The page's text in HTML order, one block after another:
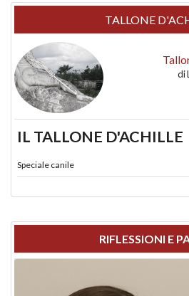
TALLONE
di
IL TALLONE D'ACHILLE
Speciale canile
RIFLESSIONI E